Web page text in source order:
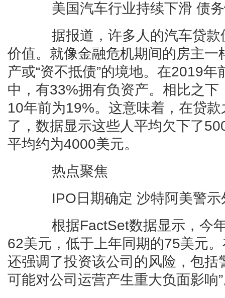
美国汽车行业持续下滑 债务
据报道，许多人的汽车贷款
价值。就像金融危机期间的房主
产或“资不抵债”的境地。在2019
中，有33%拥有负资产。相比之
10年前为19%。这意味着，在贷
了，数据显示这些人平均欠下了
平均约为4000美元。
热点聚焦
IPO日期确定 沙特阿美警示
根据FactSet数据显示，今年
62美元，低于上年同期的75美元
还强调了投资该公司的风险，包括
可能对公司运营产生重大负面影响